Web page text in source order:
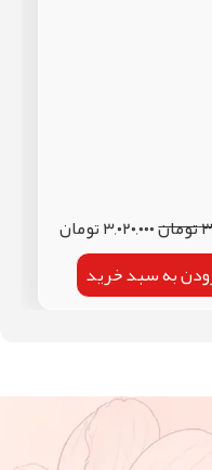
تومان۳,۰۲۰,۰۰۰تومان
به سبد خرید